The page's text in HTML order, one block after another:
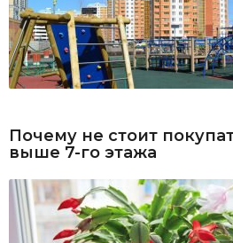
Почему не стоит
выше 7-го этажа